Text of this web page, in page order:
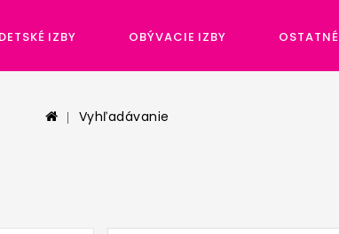
DETSKÉ IZBY OBÝVACIE IZBY OSTATNÉ
Vyhľadávanie